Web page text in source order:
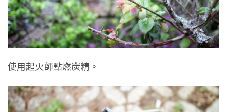
使用起火師點燃炭精。